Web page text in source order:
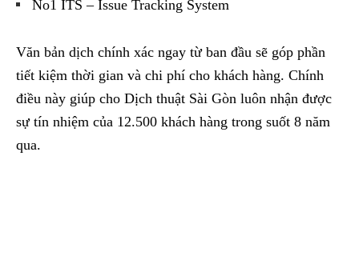
No1 ITS – Issue Tracking System
Văn bản dịch chính xác ngay từ ban đầu sẽ góp phần
tiết kiệm thời gian và chi phí cho khách hàng. Chính
điều này giúp cho Dịch thuật Sài Gòn luôn nhận được
sự tín nhiệm của 12.500 khách hàng trong suốt 8 năm
qua.